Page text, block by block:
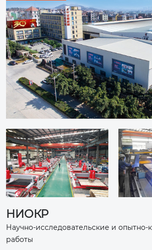
НИОКР
Научно-исследовательские и опытно-
работы